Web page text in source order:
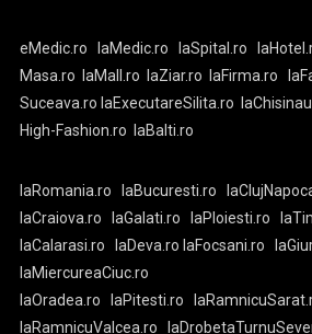
eMedic.ro laMedic.ro laSpital.ro
Masa.ro
laMall.ro laZiar.ro laFirma.ro
Suceava.ro laExecutareSilita.ro
High-Fashion.ro
laBalti.ro
laRomania.ro laBucuresti.ro
laCraiova.ro
laGalati.ro laPloiesti.ro
laCalarasi.ro
laDeva.ro laFocsani.ro
laMiercureaCiuc.ro
laOradea.ro
laPitesti.ro
laRamnicuValcea.ro